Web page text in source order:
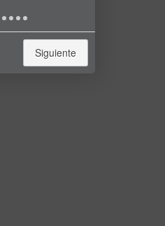
Siguiente